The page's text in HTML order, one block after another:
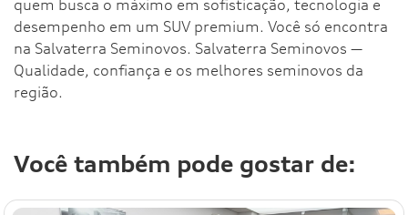
quem busca o máximo em sofisticação, tecnologia e
desempenho em um SUV premium. Você só encontra
na Salvaterra Seminovos. Salvaterra Seminovos —
Qualidade, confiança e os melhores seminovos da
região.
Você também pode gostar de: